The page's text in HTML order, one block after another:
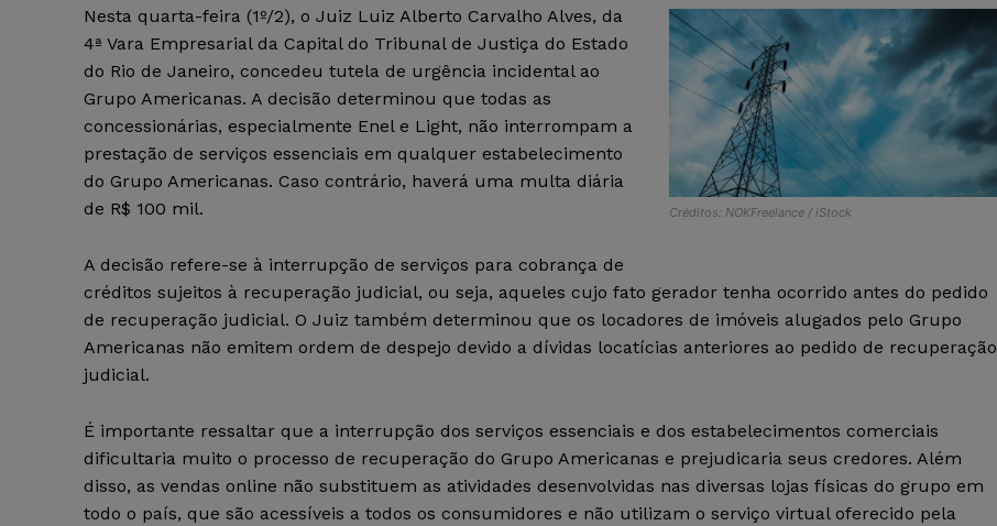
Créditos: NOKFreelance / iStock
Nesta quarta-feira (1º/2), o Juiz Luiz Alberto Carvalho Alves, da
4ª Vara Empresarial da Capital do Tribunal de Justiça do Estado
do Rio de Janeiro, concedeu tutela de urgência incidental ao
Grupo Americanas. A decisão determinou que todas as
concessionárias, especialmente Enel e Light, não interrompam a
prestação de serviços essenciais em qualquer estabelecimento
do Grupo Americanas. Caso contrário, haverá uma multa diária
de R$ 100 mil.
A decisão refere-se à interrupção de serviços para cobrança de
créditos sujeitos à recuperação judicial, ou seja, aqueles cujo fato gerador tenha ocorrido antes do pedido
de recuperação judicial. O Juiz também determinou que os locadores de imóveis alugados pelo Grupo
Americanas não emitem ordem de despejo devido a dívidas locatícias anteriores ao pedido de recuperação
judicial.
É importante ressaltar que a interrupção dos serviços essenciais e dos estabelecimentos comerciais
dificultaria muito o processo de recuperação do Grupo Americanas e prejudicaria seus credores. Além
disso, as vendas online não substituem as atividades desenvolvidas nas diversas lojas físicas do grupo em
todo o país, que são acessíveis a todos os consumidores e não utilizam o serviço virtual oferecido pela